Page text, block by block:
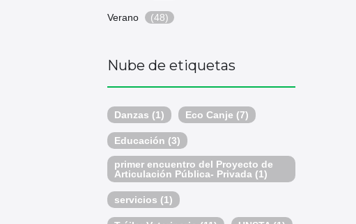
Verano (48)
Nube de etiquetas
Danzas (1) Eco Canje (7)
Educación (3)
primer encuentro del Proyecto de
Articulación Pública- Privada (1)
servicios (1)